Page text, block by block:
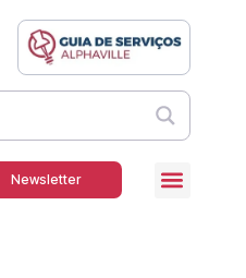
Newsletter